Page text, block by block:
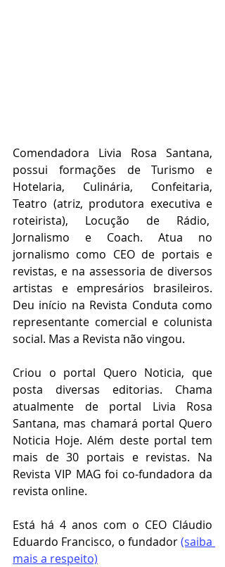
Comendadora Livia Rosa Santana,
possui formações de Turismo e
Hotelaria, Culinária, Confeitaria,
Teatro (atriz, produtora executiva e
roteirista), Locução de Rádio,
Jornalismo e Coach. Atua no
jornalismo como CEO de portais e
revistas, e na assessoria de diversos
artistas e empresários brasileiros.
Deu início na Revista Conduta como
representante comercial e colunista
social. Mas a Revista não vingou.
Criou o portal Quero Noticia, que
posta diversas editorias. Chama
atualmente de portal Livia Rosa
Santana, mas chamará portal Quero
Noticia Hoje. Além deste portal tem
mais de 30 portais e revistas. Na
Revista VIP MAG foi co-fundadora da
revista online.
Está há 4 anos com o CEO Cláudio
Eduardo Francisco, o fundador (saiba
mais a respeito)